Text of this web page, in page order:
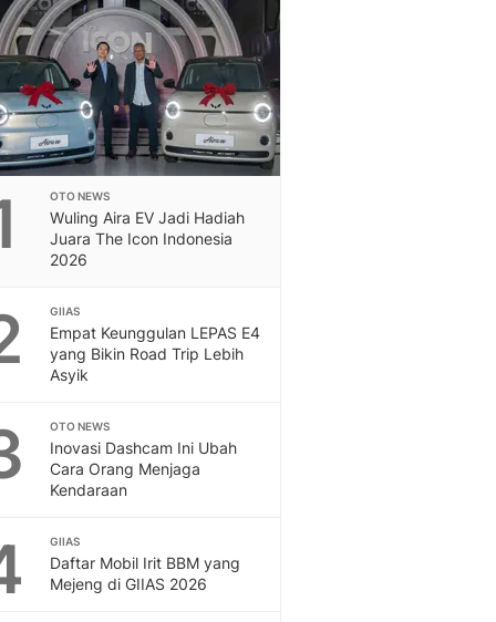
OTO NEWS
Wuling Aira EV Jadi Hadiah
Juara The Icon Indonesia
2026
GIIAS
Empat Keunggulan LEPAS E4
yang Bikin Road Trip Lebih
Asyik
OTO NEWS
Inovasi Dashcam Ini Ubah
Cara Orang Menjaga
Kendaraan
GIIAS
Daftar Mobil Irit BBM yang
Mejeng di GIIAS 2026